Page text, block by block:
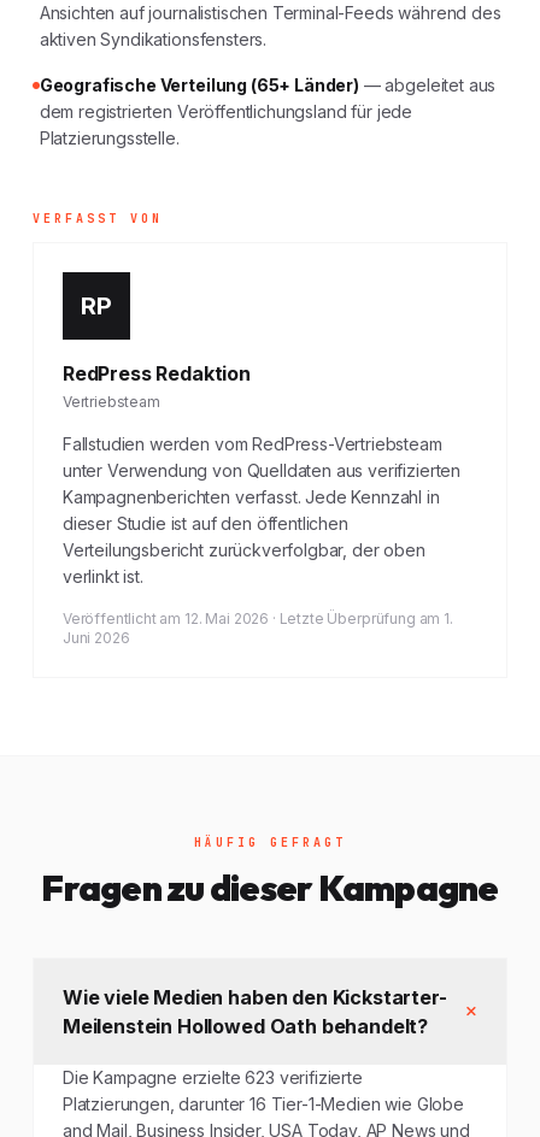
Ansichten auf journalistischen Terminal-Feeds während des
aktiven Syndikationsfensters.
Geografische Verteilung (65+ Länder) — abgeleitet aus
dem registrierten Veröffentlichungsland für jede
Platzierungsstelle.
VERFASST VON
RP
RedPress Redaktion
Vertriebsteam
Fallstudien werden vom RedPress-Vertriebsteam
unter Verwendung von Quelldaten aus verifizierten
Kampagnenberichten verfasst. Jede Kennzahl in
dieser Studie ist auf den öffentlichen
Verteilungsbericht zurückverfolgbar, der oben
verlinkt ist.
Veröffentlicht am 12. Mai 2026 · Letzte Überprüfung am 1.
Juni 2026
HÄUFIG GEFRAGT
Fragen zu dieser Kampagne
Wie viele Medien haben den Kickstarter-
Meilenstein Hollowed Oath behandelt?
Die Kampagne erzielte 623 verifizierte
Platzierungen, darunter 16 Tier-1-Medien wie Globe
and Mail, Business Insider, USA Today, AP News und